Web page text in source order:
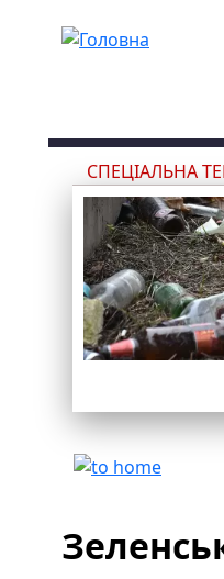
СПЕЦІАЛЬНА